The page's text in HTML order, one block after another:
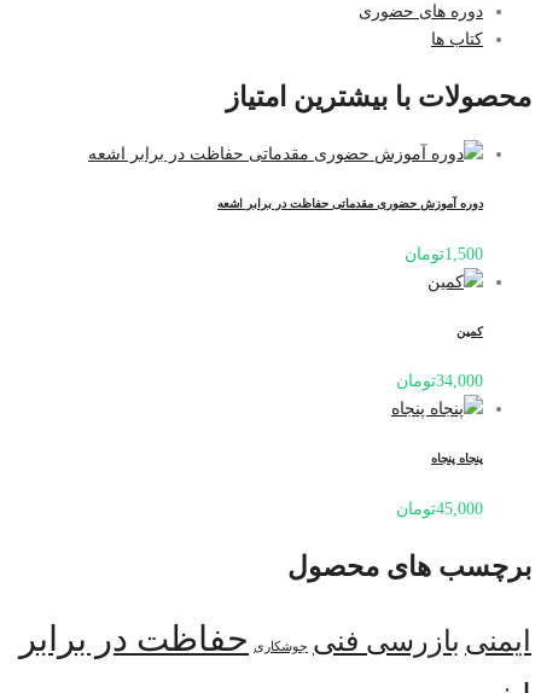
دوره های حضوری
کتاب ها
محصولات با بیشترین امتیاز
دوره آموزش حضوری مقدماتی حفاظت در برابر اشعه
1,500تومان
کمین
34,000تومان
پنجاه پنجاه
45,000تومان
برچسب های محصول
ایمنی بازرسی فنی جوشکاری حفاظت در برابر